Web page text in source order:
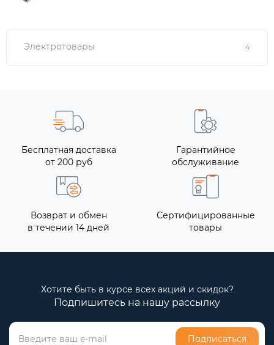
Электротовары 4
Бесплатная доставка
от 200 руб
Гарантийное
обслуживание
Возврат и обмен
в течении 14 дней
Сертифицированные
товары
Хотите быть в курсе всех акций и скидок?
Подпишитесь на нашу рассылку
Подписаться